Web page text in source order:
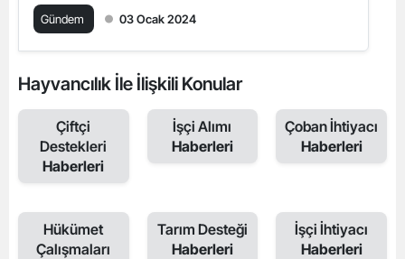
Gündem 03 Ocak 2024
Hayvancılık İle İlişkili Konular
Çiftçi
Destekleri
Haberleri
İşçi Alımı
Haberleri
Çoban İhtiyacı
Haberleri
Hükümet
Çalışmaları
Tarım Desteği
Haberleri
İşçi İhtiyacı
Haberleri